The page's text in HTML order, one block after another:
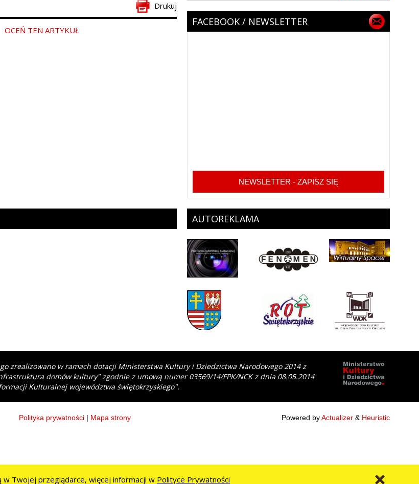
Drukuj
OCEŃ TEN ARTYKUŁ
FACEBOOK / NEWSLETTER
NEWSLETTER - ZAPISZ SIĘ
AUTOREKLAMA
zrealizowano w ramach dotacji Ministerstwa Kultury i Dziedzictwa Narodowego 2014 z
domów kultury" zgodnie z umową numer 03569/14/FPK/NCK z dnia 08.05.2014
Kulturalnej województwa świętokrzyskiego".
Powered byActualizer & Heuristic
Polityka prywatności | Mapa strony
Twojej przeglądarce, więcej informacji w Polityce Prywatności